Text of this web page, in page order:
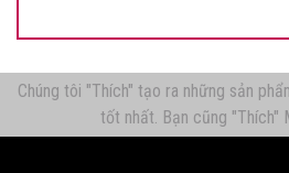
Chúng tôi "Thích" tạo ra những sản
tốt nhất. Bạn cũng "Thích"